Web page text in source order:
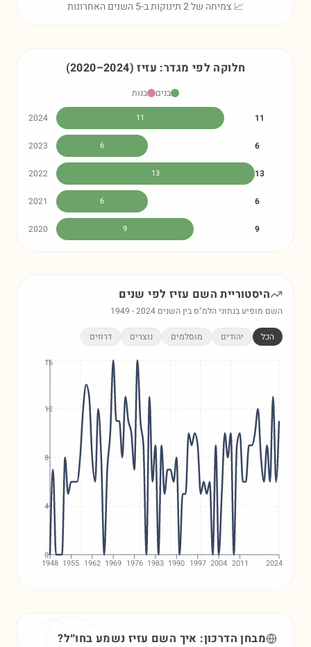
📈 צמיחה של 2 תינוקות ב-5 השנים האחרונות
חלוקה לפי מגדר: עזיז (2020–2024)
בנים
בנות
2024
11 11
2023 6 6
2022 13 13
2021 6 6
2020 9 9
היסטוריית השם עזיז לפי שנים
השם מופיע בנתוני הלמ"ס בין השנים 1949 -2024
הכל יהודים מוסלמים נוצרים דרוזים
1948 1955 1962 1969 1976 1983 1990 1997 2004 2011 2024
0
4
8
12
16
מבחן הדרכון: איך השם עזיז נשמע בחו״ל?